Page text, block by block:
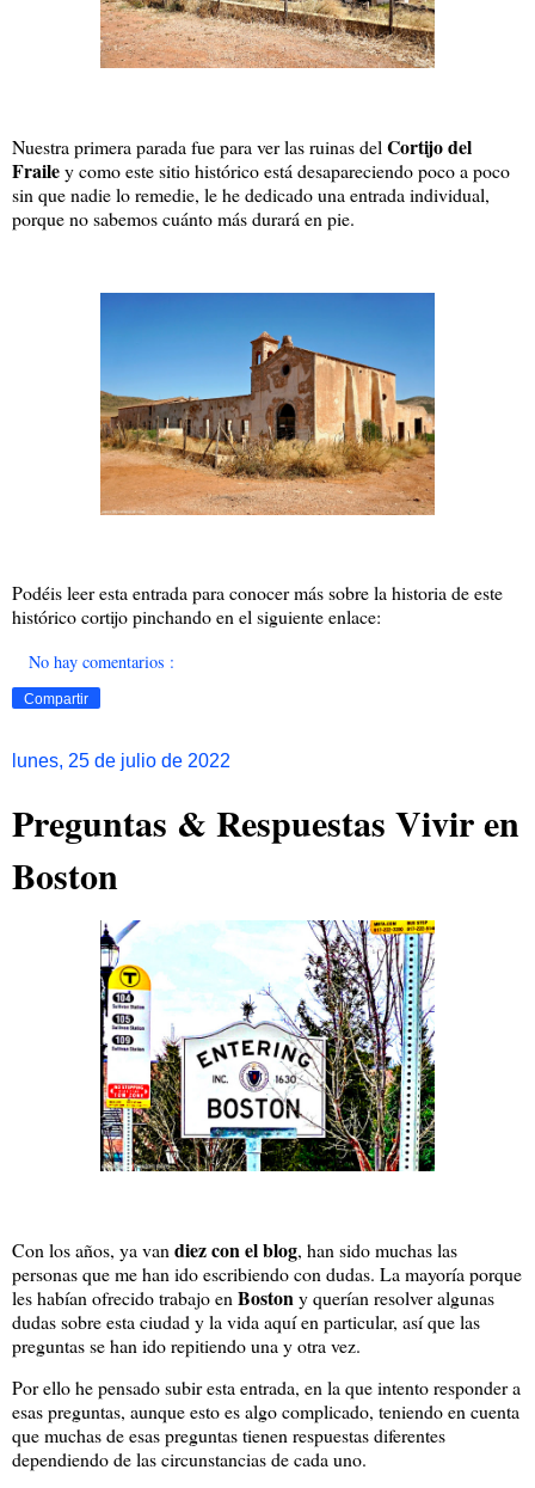
Nuestra primera parada fue para ver las ruinas del Cortijo del
Frailey como este sitio histórico está desapareciendo poco a poco
sin que nadie lo remedie, le he dedicado una entrada individual,
porque no sabemos cuánto más durará en pie.
Podéis leer esta entrada para conocer más sobre la historia de este
histórico cortijo pinchando en el siguiente enlace:
No hay comentarios :
Compartir
lunes, 25 de julio de 2022
Preguntas & Respuestas Vivir en
Boston
Con los años, ya van diez con el blog, han sido muchas las
personas que me han ido escribiendo con dudas. La mayoría porque
les habían ofrecido trabajo en Boston y querían resolver algunas
dudas sobre esta ciudad y la vida aquí en particular, así que las
preguntas se han ido repitiendo una y otra vez.
Por ello he pensado subir esta entrada, en la que intento responder a
esas preguntas, aunque esto es algo complicado, teniendo en cuenta
que muchas de esas preguntas tienen respuestas diferentes
dependiendo de las circunstancias de cada uno.